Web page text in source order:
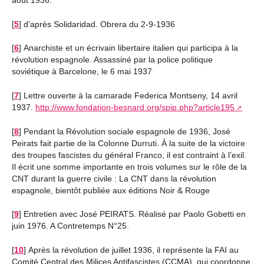
[5] d’après Solidaridad. Obrera du 2-9-1936
[6] Anarchiste et un écrivain libertaire italien qui participa à la
révolution espagnole. Assassiné par la police politique
soviétique à Barcelone, le 6 mai 1937
[7] Lettre ouverte à la camarade Federica Montseny, 14 avril
1937. http://www.fondation-besnard.org/spip.php?article195
[8] Pendant la Révolution sociale espagnole de 1936, José
Peirats fait partie de la Colonne Durruti. À la suite de la victoire
des troupes fascistes du général Franco, il est contraint à l’exil.
Il écrit une somme importante en trois volumes sur le rôle de la
CNT durant la guerre civile : La CNT dans la révolution
espagnole, bientôt publiée aux éditions Noir & Rouge
[9] Entretien avec José PEIRATS. Réalisé par Paolo Gobetti en
juin 1976. A Contretemps N°25.
[10] Après la révolution de juillet 1936, il représente la FAI au
Comité Central des Milices Antifascistes (CCMA), qui coordonne